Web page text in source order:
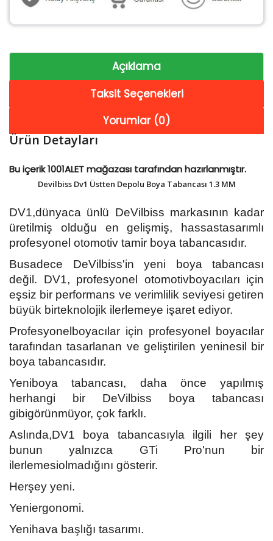
Açıklama
Taksit Seçenekleri
Yorumlar (0)
Ürün Detayları
Bu içerik 1001ALET mağazası tarafından hazırlanmıştır.
Devilbiss Dv1 Üstten Depolu Boya Tabancası 1.3 MM
DV1,dünyaca ünlü DeVilbiss markasının kadar
üretilmiş olduğu en gelişmiş, hassastasarımlı
profesyonel otomotiv tamir boya tabancasıdır.
Busadece DeVilbiss'in yeni boya tabancası
değil. DV1, profesyonel otomotivboyacıları için
eşsiz bir performans ve verimlilik seviyesi getiren
büyük birteknolojik ilerlemeye işaret ediyor.
Profesyonelboyacılar için profesyonel boyacılar
tarafından tasarlanan ve geliştirilen yeninesil bir
boya tabancasıdır.
Yeniboya tabancası, daha önce yapılmış
herhangi bir DeVilbiss boya tabancası
gibigörünmüyor, çok farklı.
Aslında,DV1 boya tabancasıyla ilgili her şey
bunun yalnızca GTi Pro'nun bir
ilerlemesiolmadığını gösterir.
Herşey yeni.
Yeniergonomi.
Yenihava başlığı tasarımı.